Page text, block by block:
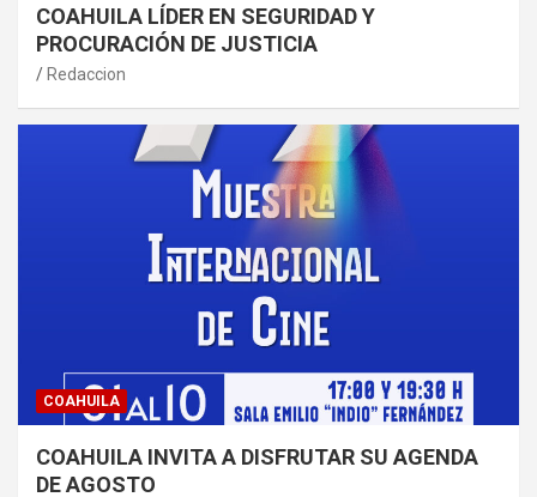
COAHUILA LÍDER EN SEGURIDAD Y
PROCURACIÓN DE JUSTICIA
Redaccion
COAHUILA
COAHUILA INVITA A DISFRUTAR SU AGENDA
DE AGOSTO